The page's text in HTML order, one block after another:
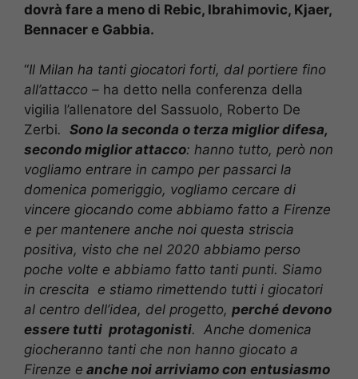
dovrà fare a meno di Rebic, Ibrahimovic, Kjaer,
Bennacer e Gabbia.
“Il Milan ha tanti giocatori forti, dal portiere fino
all’attacco – ha detto nella conferenza della
vigilia l’allenatore del Sassuolo, Roberto De
Zerbi. Sono la seconda o terza miglior difesa,
secondo miglior attacco: hanno tutto, però non
vogliamo entrare in campo per passarci la
domenica pomeriggio, vogliamo cercare di
vincere giocando come abbiamo fatto a Firenze
e per mantenere anche noi questa striscia
positiva, visto che nel 2020 abbiamo perso
poche volte e abbiamo fatto tanti punti. Siamo
in crescita e stiamo rimettendo tutti i giocatori
al centro dell’idea, del progetto, perché devono
essere tutti protagonisti. Anche domenica
giocheranno tanti che non hanno giocato a
Firenze e anche noi arriviamo con entusiasmo